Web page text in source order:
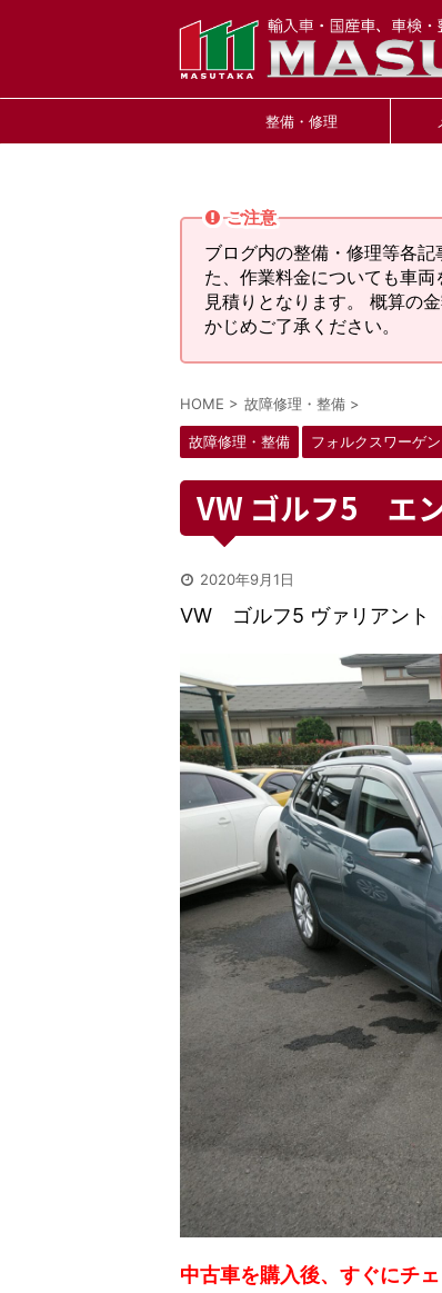
整備・修理
ご注意
ブログ内の整備・修理等各
た、作業料金についても車
見積りとなります。 概算の
かじめご了承ください。
HOME > 故障修理・整備 >
故障修理・整備 フォルクスワーゲン
VW ゴルフ5 エ
2020年9月1日
VW ゴルフ5 ヴァリアント
中古車を購入後、すぐにチ